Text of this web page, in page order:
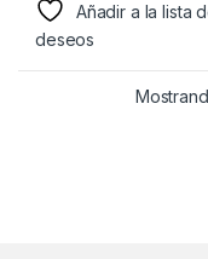
Añadir a la lista
deseos